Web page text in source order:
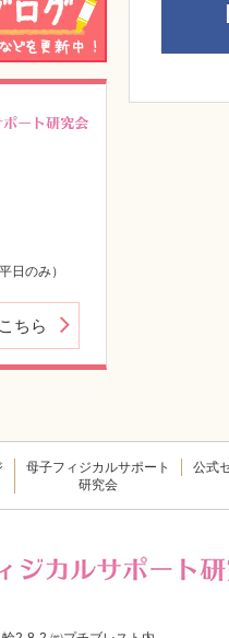
日のみ）
ちら
母子フィジカルサポート
研究会
公式